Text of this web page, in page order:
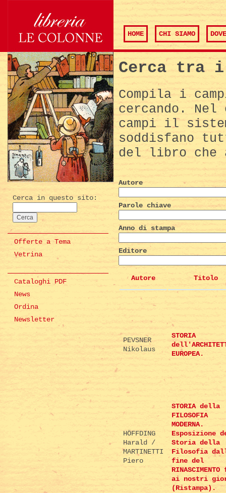
HOME CHI SIAMO
Cerca in questo sito:
Offerte a Tema
Vetrina
Cataloghi PDF
News
Ordina
Newsletter
Cerca tra
Compila i
cercando.
campi il
soddisfano
del libro che
Autore
Parole chiave
Anno di stampa
Editore
Autore Titolo
PEVSNER
Nikolaus
STORIA
EUROPEA.
HÖFFDING
Harald /
MARTINETTI
Piero
STORIA della
FILOSOFIA
MODERNA.
Esposizione
Storia della
Filosofia
fine del
ai nostri
(Ristampa).